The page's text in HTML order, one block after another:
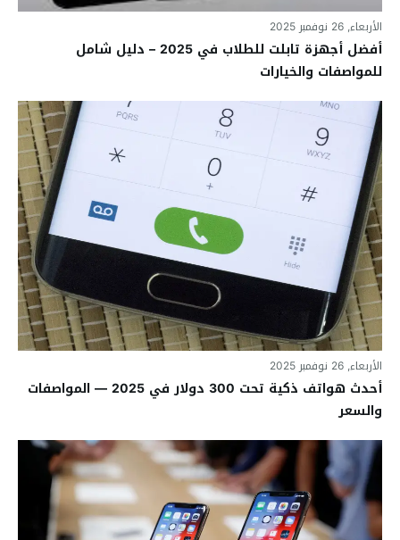
الأربعاء, 26 نوفمبر 2025
أفضل أجهزة تابلت للطلاب في 2025 – دليل شامل
للمواصفات والخيارات
الأربعاء, 26 نوفمبر 2025
أحدث هواتف ذكية تحت 300 دولار في 2025 — المواصفات
والسعر